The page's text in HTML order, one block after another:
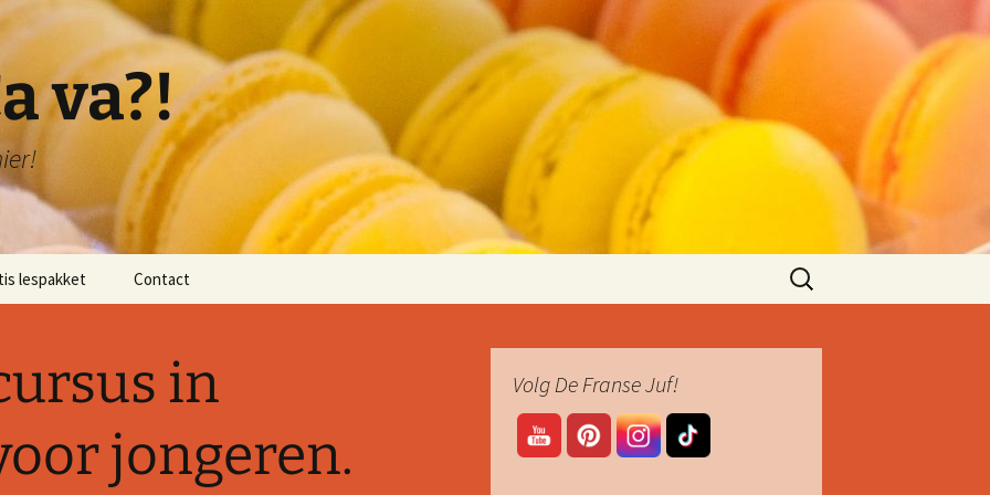
va?!
lespakket
Bonjour!
2: Je me présente!
3: Je compte de 1-20
Contact
Zoeken
naar:
in
jongeren.
Volg De Franse Juf!